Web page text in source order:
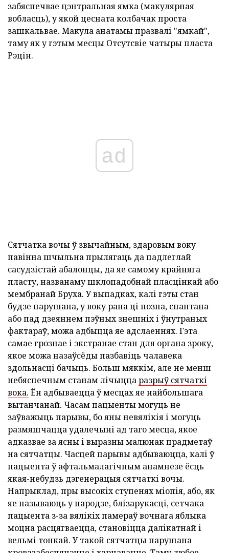
забяспечвае цэнтральная ямка (макулярная
вобласць), у якой цесната колбачак проста
зашкальвае. Макула анатамы празвалі "ямкай",
таму як у гэтым месцы Отсутсвіе чатыры пласта
Рэцін.
ad
Сятчатка вочы ў звычайным, здаровым воку
павінна шчыльна прылягаць да падлеглай
сасудзістай абалонцы, да яе самому крайняга
пласту, названаму шклопадобнай пласцінкай або
мембранай Бруха. У выпадках, калі гэты стан
будзе парушана, у воку рана ці позна, спантана
або пад дзеяннем пэўных знешніх і ўнутраных
фактараў, можа адбыцца яе адслаеннях. Гэта
самае грознае і экстранае стан для органа зроку,
якое можа назаўсёды пазбавіць чалавека
здольнасці бачыць. Больш мяккім, але не менш
небяспечным станам лічыццаразрыў сятчаткі
вока. Ён адбываецца ў месцах яе найбольшага
вытанчанай. Часам пацыенты могуць не
заўважыць парывы, бо яны невялікія і могуць
размяшчацца удалечыні ад таго месца, якое
адказвае за ясны і выразны малюнак прадметаў
на сятчатцы. Часцей парывы адбываюцца, калі ў
пацыента ў афтальмалагічным анамнезе ёсць
якая-небудзь дэгенерацыя сятчаткі вочы.
Напрыклад, пры высокіх ступенях міопія, або, як
яе называюць у народзе, блізарукасці, сетчака
пацыента з-за вялікіх памераў вочнага яблыка
моцна расцягваецца, становіцца далікатнай і
вельмі тонкай. У такой сятчатцы парушана